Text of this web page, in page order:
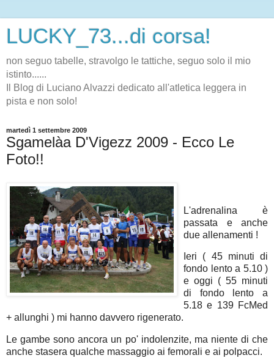
LUCKY_73...di corsa!
non seguo tabelle, stravolgo le tattiche, seguo solo il mio
istinto......
Il Blog di Luciano Alvazzi dedicato all'atletica leggera in
pista e non solo!
martedì 1 settembre 2009
Sgamelàa D'Vigezz 2009 - Ecco Le
Foto!!
L'adrenalina è
passata e anche
due allenamenti !
Ieri ( 45 minuti di
fondo lento a 5.10 )
e oggi ( 55 minuti
di fondo lento a
5.18 e 139 FcMed
+ allunghi ) mi hanno davvero rigenerato.
Le gambe sono ancora un po' indolenzite, ma niente di che
anche stasera qualche massaggio ai femorali e ai polpacci.